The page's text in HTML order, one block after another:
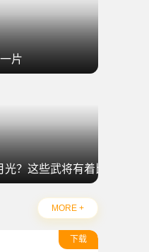
片
光？这些武将有着比肩神明
MORE +
下载